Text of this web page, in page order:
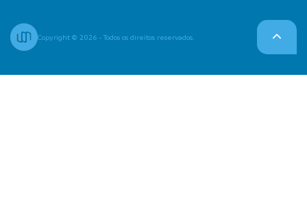
Copyright © 2026 - Todos os direitos reservados.